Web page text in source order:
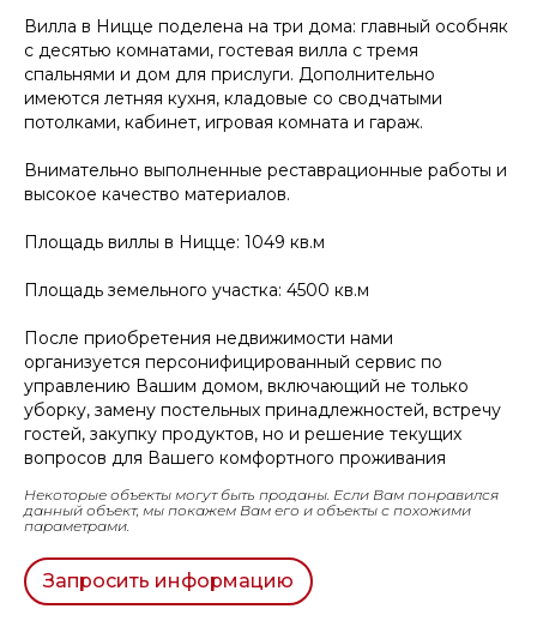
Вилла в Ницце поделена на три дома: главный особняк
с десятью комнатами, гостевая вилла с тремя
спальнями и дом для прислуги. Дополнительно
имеются летняя кухня, кладовые со сводчатыми
потолками, кабинет, игровая комната и гараж.
Внимательно выполненные реставрационные работы и
высокое качество материалов.
Площадь виллы в Ницце: 1049 кв.м
Площадь земельного участка: 4500 кв.м
После приобретения недвижимости нами
организуется персонифицированный сервис по
управлению Вашим домом, включающий не только
уборку, замену постельных принадлежностей, встречу
гостей, закупку продуктов, но и решение текущих
вопросов для Вашего комфортного проживания
Некоторые объекты могут быть проданы. Если Вам понравился
данный объект, мы покажем Вам его и объекты с похожими
параметрами.
Запросить информацию